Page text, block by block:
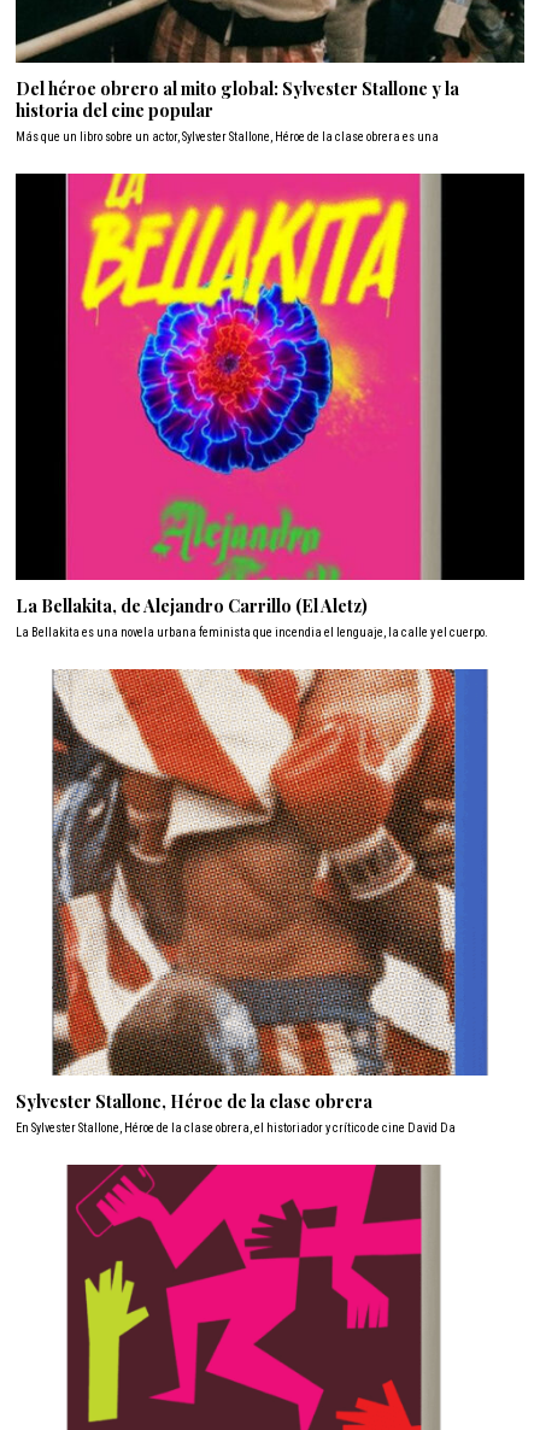
Del héroe obrero al mito global: Sylvester Stallone y la
historia del cine popular
Más que un libro sobre un actor, Sylvester Stallone, Héroe de la clase obrera es una
La Bellakita, de Alejandro Carrillo (El Aletz)
La Bellakita es una novela urbana feminista que incendia el lenguaje, la calle y el cuerpo.
Sylvester Stallone, Héroe de la clase obrera
En Sylvester Stallone, Héroe de la clase obrera, el historiador y crítico de cine David Da